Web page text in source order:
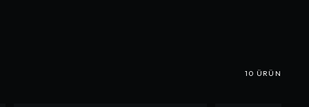
10 ÜRÜN